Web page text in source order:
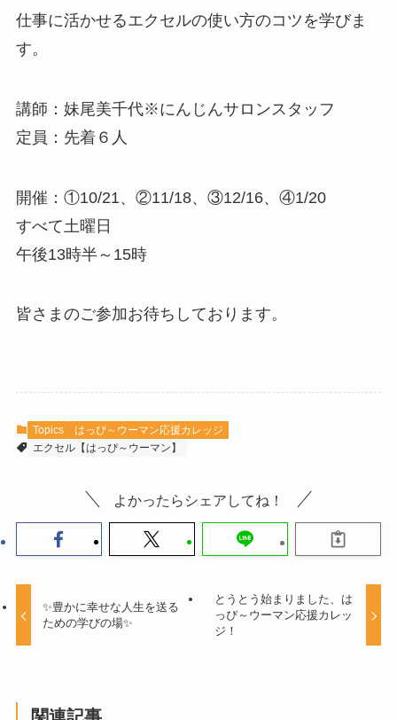
仕事に活かせるエクセルの使い方のコツを学びま
す。
講師：妹尾美千代※にんじんサロンスタッフ
定員：先着６人
開催：①10/21、②11/18、③12/16、④1/20
すべて土曜日
午後13時半～15時
皆さまのご参加お待ちしております。
Topics
はっぴ～ウーマン応援カレッジ
エクセル【はっぴ～ウーマン】
よかったらシェアしてね！
✨豊かに幸せな人生を送る
ための学びの場✨
とうとう始まりました、は
っぴ～ウーマン応援カレッ
ジ！